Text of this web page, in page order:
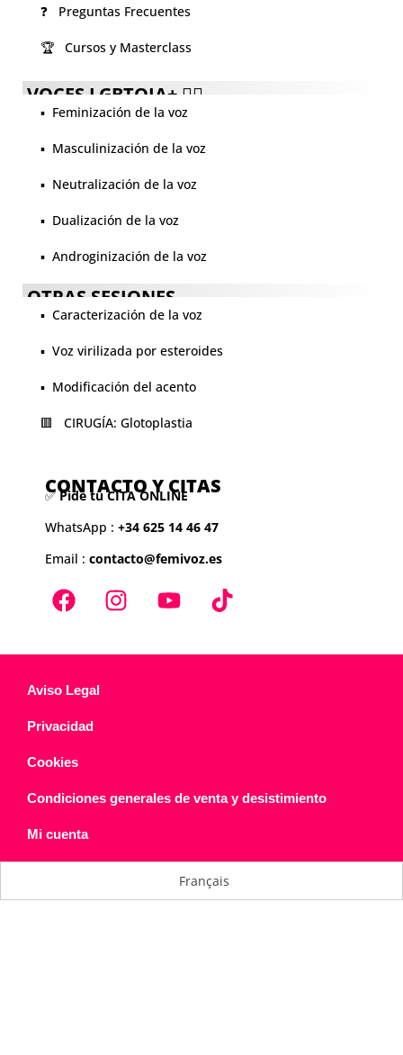
❓ Preguntas Frecuentes
🏆 Cursos y Masterclass
VOCES LGBTQIA+ 🏳️‍🌈
▪️ Feminización de la voz
▪️ Masculinización de la voz
▪️ Neutralización de la voz
▪️ Dualización de la voz
▪️ Androginización de la voz
OTRAS SESIONES
▪️ Caracterización de la voz
▪️ Voz virilizada por esteroides
▪️ Modificación del acento
🟥 CIRUGÍA: Glotoplastia
CONTACTO Y CITAS
✅Pide tu CITA ONLINE
WhatsApp : +34 625 14 46 47
Email : contacto@femivoz.es
Aviso Legal
Privacidad
Cookies
Condiciones generales de venta y desistimiento
Mi cuenta
Français